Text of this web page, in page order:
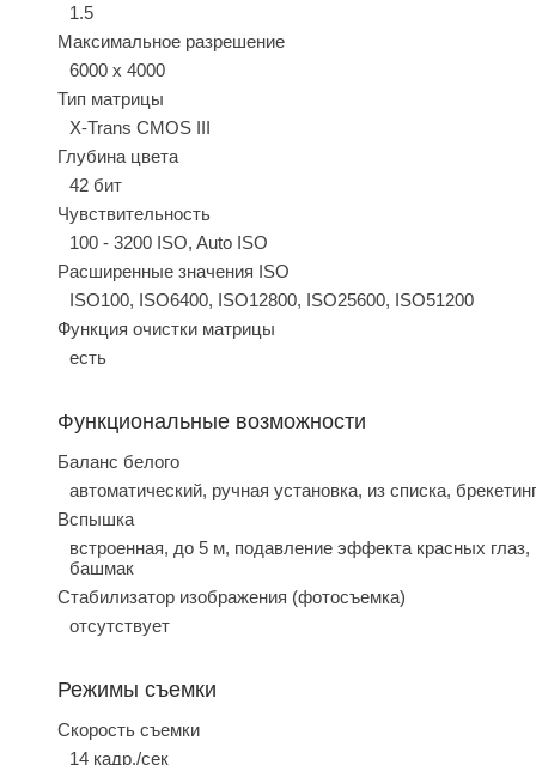
1.5
Максимальное разрешение
6000 x 4000
Тип матрицы
X-Trans CMOS III
Глубина цвета
42 бит
Чувствительность
100 - 3200 ISO, Auto ISO
Расширенные значения ISO
ISO100, ISO6400, ISO12800, ISO25600, ISO51200
Функция очистки матрицы
есть
Функциональные возможности
Баланс белого
автоматический, ручная установка, из списка, брекетинг
Вспышка
встроенная, до 5 м, подавление эффекта красных глаз,
башмак
Стабилизатор изображения (фотосъемка)
отсутствует
Режимы съемки
Скорость съемки
14 кадр./сек